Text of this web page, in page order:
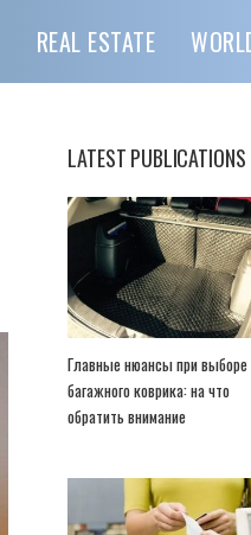
REAL ESTATE
LATEST PUBLICATIONS
Главные нюансы при выборе
багажного коврика: на что
обратить внимание